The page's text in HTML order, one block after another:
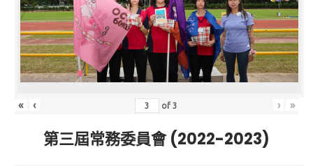
« ‹ of3 › »
第三屆常務委員會 (2022-2023)